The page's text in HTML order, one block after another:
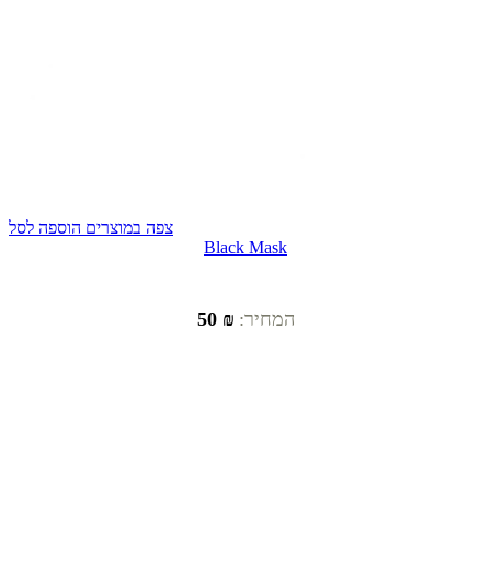
צפה במוצרים הוספה לסל
Black Mask
המחיר: ₪ 50